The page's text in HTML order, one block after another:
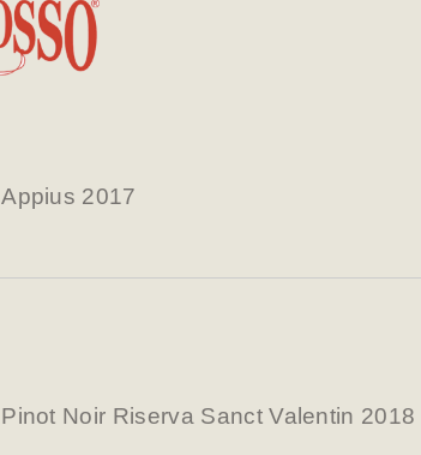
Appius 2017
Pinot Noir Riserva Sanct Valentin 2018